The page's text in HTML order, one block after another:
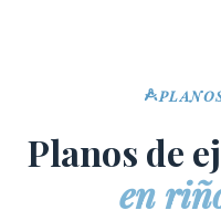
Planos de
en